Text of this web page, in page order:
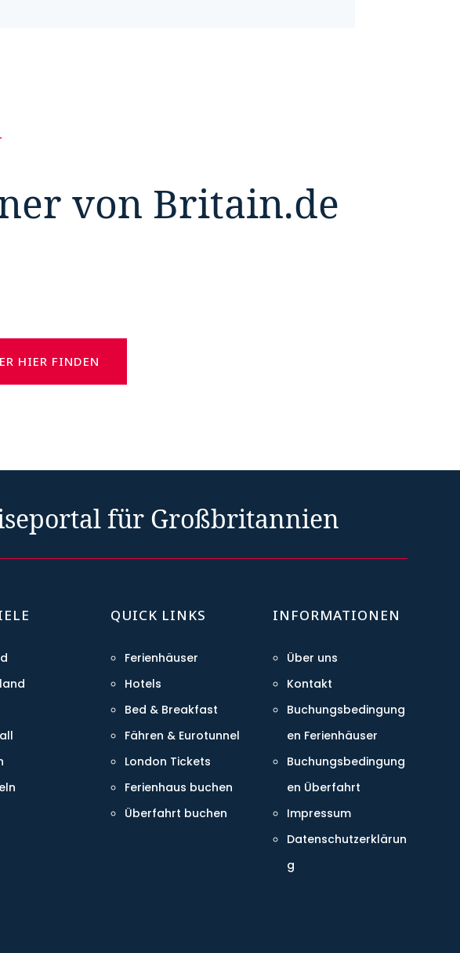
von Britain.de
HIER FINDEN
für Großbritannien
QUICK LINKS
Ferienhäuser
Hotels
Bed & Breakfast
Fähren & Eurotunnel
London Tickets
Ferienhaus buchen
Überfahrt buchen
INFORMATIONEN
Über uns
Kontakt
Buchungsbedingung
en Ferienhäuser
Buchungsbedingung
en Überfahrt
Impressum
Datenschutzerklärun
g